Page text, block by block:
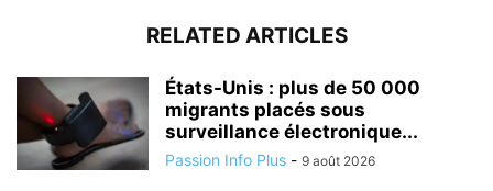
RELATED ARTICLES
États-Unis : plus de 50 000
migrants placés sous
surveillance électronique...
Passion Info Plus - 9 août 2026